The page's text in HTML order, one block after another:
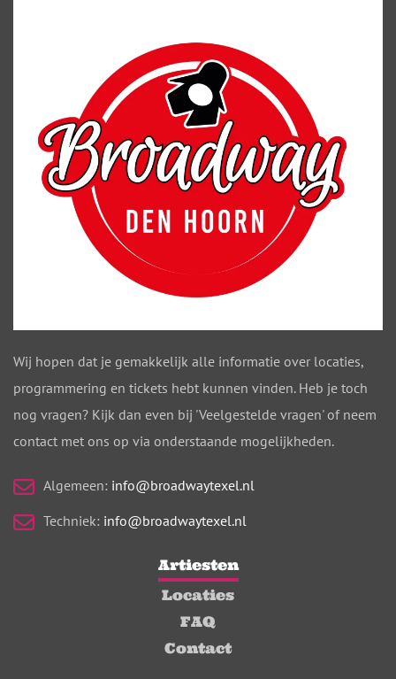
Wij hopen dat je gemakkelijk alle informatie over locaties,
programmering en tickets hebt kunnen vinden. Heb je toch
nog vragen? Kijk dan even bij 'Veelgestelde vragen' of neem
contact met ons op via onderstaande mogelijkheden.
Algemeen: info@broadwaytexel.nl
Techniek: info@broadwaytexel.nl
Artiesten
Locaties
FAQ
Contact